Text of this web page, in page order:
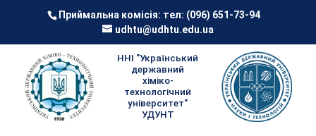
Приймальна комісія: тел: (096) 651-73-94
udhtu@udhtu.edu.ua
ННІ "Український
державний
хіміко-
технологічний
університет"
УДУНТ